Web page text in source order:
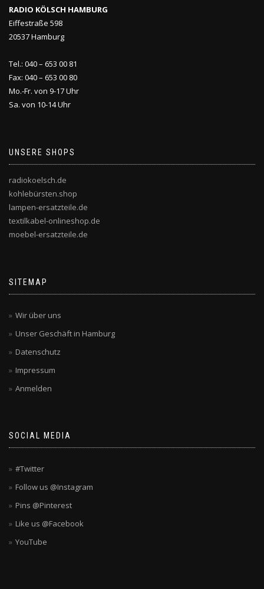
RADIO KÖLSCH HAMBURG
Eiffestraße 598
20537 Hamburg
Tel.: 040 – 653 00 81
Fax: 040 – 653 00 80
Mo.-Fr. von 9-17 Uhr
Sa. von 10-14 Uhr
UNSERE SHOPS
radiokoelsch.de
kohlebürsten.shop
lampen-ersatzteile.de
textilkabel-onlineshop.de
moebel-ersatzteile.de
SITEMAP
Wir über uns
Unser Geschäft in Hamburg
Datenschutz
Impressum
Anmelden
SOCIAL MEDIA
#Twitter
Follow us @Instagram
Pins @Pinterest
Like us @Facebook
YouTube